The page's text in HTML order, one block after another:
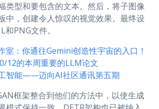
类型和要包含的文本。然后，将子图像
中，创建令人惊叹的视觉效果。最终设
PNG文件。
室：你通往Gemini创造性宇宙的入口！
12的本周重要的LLM论文
智能——迈向AI社区通讯第五期
框架整合到他们的方法中，以使生成